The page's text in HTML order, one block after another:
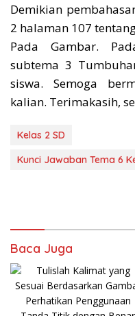
Demikian
2 halaman 107
Pada Gambar.
subtema 3
siswa. Semoga
kalian. Terimakasih,
Kelas 2 SD
Kunci Jawaban Tema 6
Baca Juga